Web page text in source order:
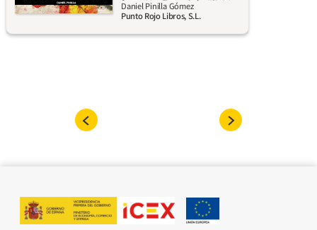
たどるレポーターにとっては不可能ではない。
本書は読者を、あまり踏破されていないヨーロ
ッパの果てへと誘う。忘れ去られたかのような
Daniel Pinilla Gómez
Punto Rojo Libros, S.L.